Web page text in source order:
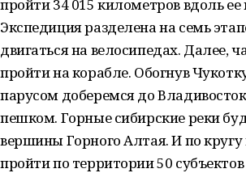
пройти 34 015 километров вдоль
Экспедиция разделена на семь
двигаться на велосипедах. Далее,
пройти на корабле. Обогнув
парусом доберемся до
пешком. Горные сибирские реки
вершины Горного Алтая. И по
пройти по территории 50